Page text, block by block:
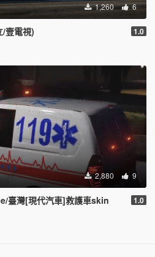
1,260 6
壹電視) 1.0
2,880 9
臺灣[現代汽車]救護車skin 1.0